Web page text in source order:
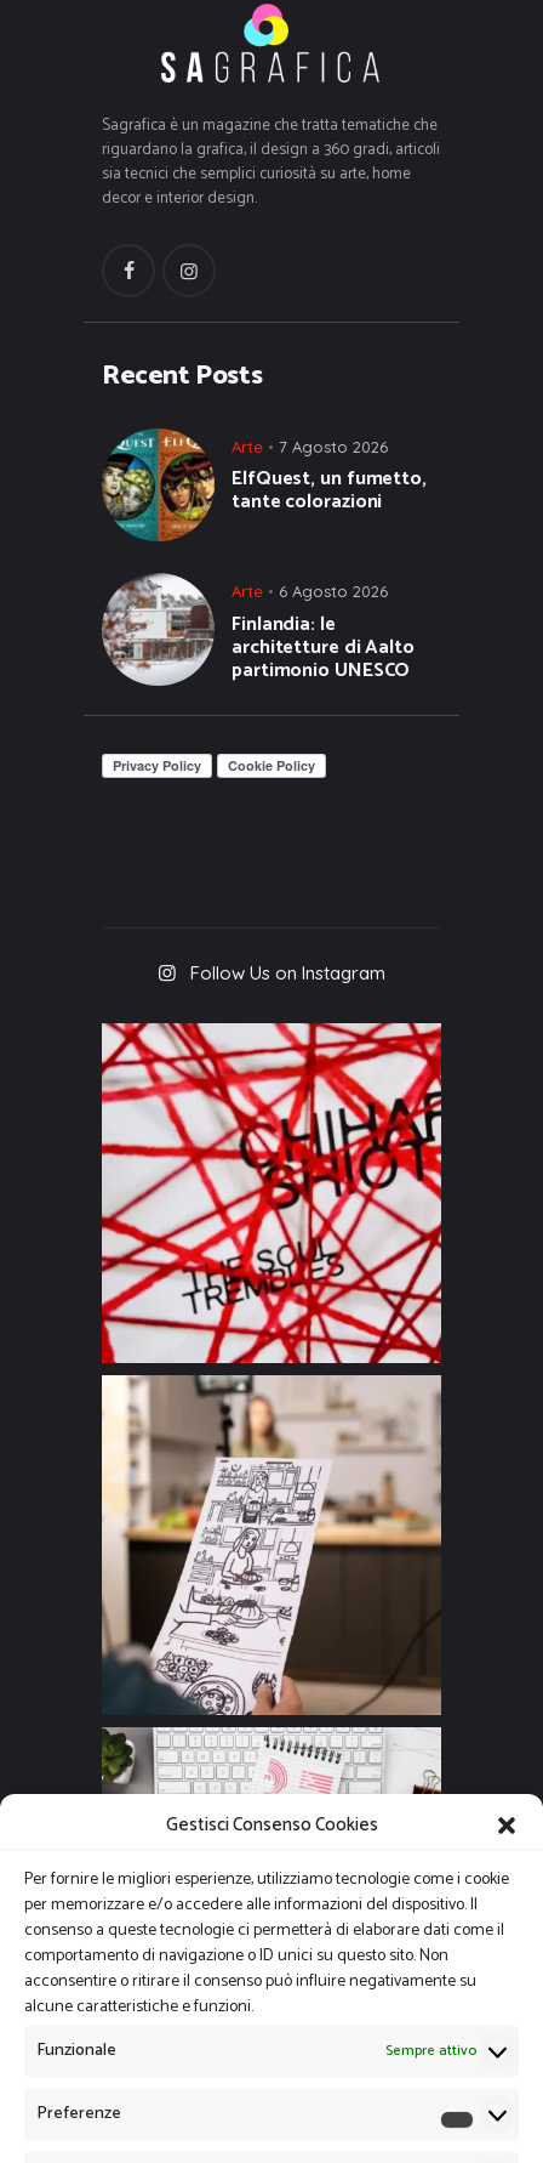
Gestisci Consenso Cookies
Per fornire le migliori esperienze, utilizziamo tecnologie come i cookie
per memorizzare e/o accedere alle informazioni del dispositivo. Il
consenso a queste tecnologie ci permetterà di elaborare dati come il
comportamento di navigazione o ID unici su questo sito. Non
acconsentire o ritirare il consenso può influire negativamente su
alcune caratteristiche e funzioni.
Funzionale
Sempre attivo
Preferenze
Sagrafica è un magazine che tratta tematiche che
riguardano la grafica, il design a 360 gradi, articoli
sia tecnici che semplici curiosità su arte, home
decor e interior design.
Recent Posts
Arte 7 Agosto 2026
ElfQuest, un fumetto,
tante colorazioni
Arte 6 Agosto 2026
Finlandia: le
architetture di Aalto
partimonio UNESCO
Follow Us on Instagram